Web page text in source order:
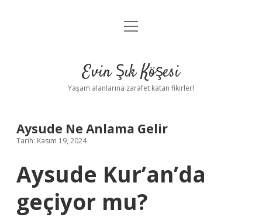
Anasayfa
Yasal Uyarı
menüyü
Evin Şık Köşesi
Yaşam alanlarına zarafet katan fikirler!
Aysude Ne Anlama Gelir
Tarih: Kasım 19, 2024
Aysude Kur’an’da
geçiyor mu?